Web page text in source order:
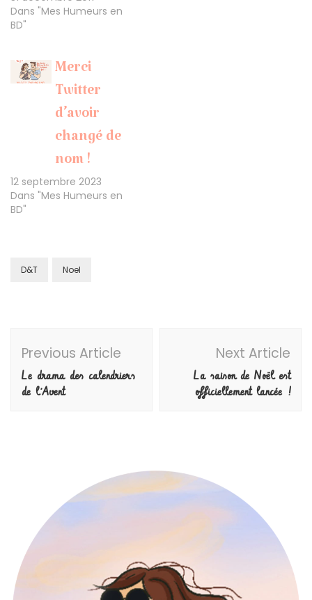
Dans "Mes Humeurs en
BD"
Merci
Twitter
d’avoir
changé de
nom !
12 septembre 2023
Dans "Mes Humeurs en
BD"
D&T Noel
Navigation
Previous Article
Le drama des calendriers
de l’Avent
Next Article
La saison de Noël est
officiellement lancée !